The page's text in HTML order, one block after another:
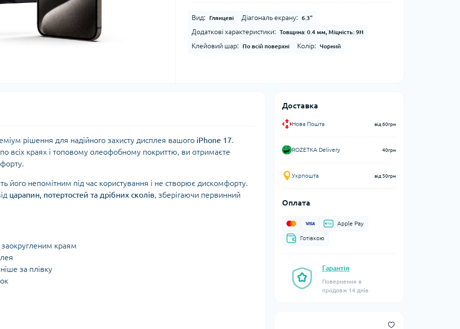
Вид: Глянцеві Діагональ екрану: 6.3"
Додаткові характеристики: Товщина: 0.4 мм, Міцність: 9H
Клейовий шар: По всій поверхні Колір: Чорний
Доставка
Нова Пошта від 60грн
ROZETKA Delivery 40грн
Укрпошта від 50грн
Оплата
Apple Pay
Готівкою
Гарантія
Повернення в
продовж 14 днів
рішення для надійного захисту дисплея вашого iPhone 17.
всіх краях і топовому олеофобному покриттю, ви отримаєте
його непомітним під час користування і не створює дискомфорту.
царапин, потертостей та дрібних сколів, зберігаючи первинний
краям
за плівку